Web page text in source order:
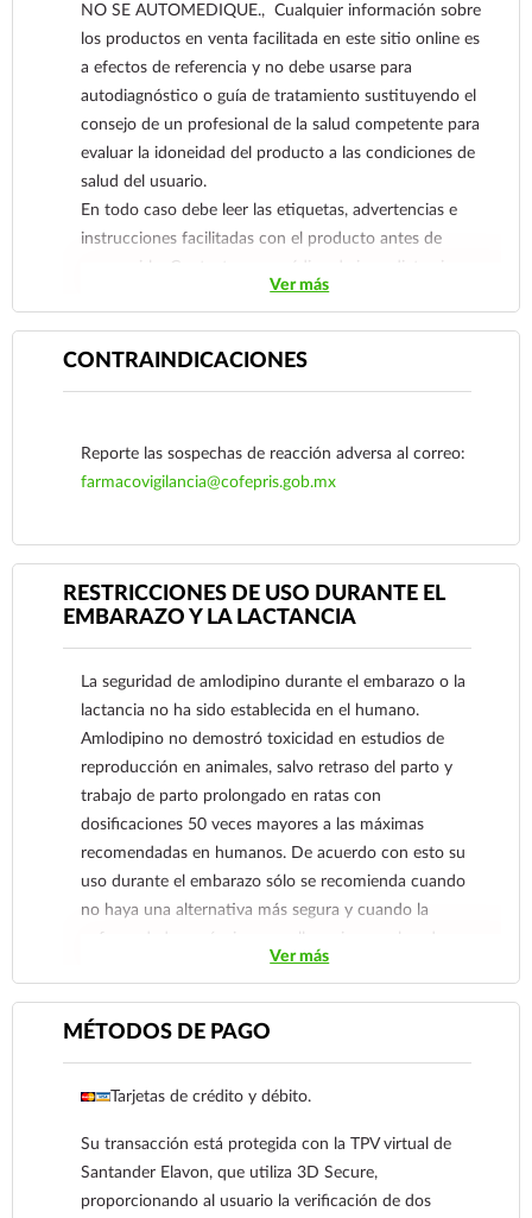
indicado para el tratamiento de la isquemia del
miocardio por obstrucción fija (angina estable) y/o
vasospasmo/vasoconstricción (angina variante de
Prinzmetal) de los vasos coronarios. También
puede utilizarse en aquellos casos en que el
cuadro clínico inicial sugiera un posible
aunque éstos no se hayan confirmado.
Amlodipino puede utilizarse como monoterapia o
en combinación con otro medicamento
antianginoso en pacientes con angina refractaria
a los nitratos y/o a dosis adecuadas de
betabloqueadores.
NO SE AUTOMEDIQUE., Cualquier información sobre
los productos en venta facilitada en este sitio online es
a efectos de referencia y no debe usarse para
autodiagnóstico o guía de tratamiento sustituyendo el
consejo de un profesional de la salud competente para
evaluar la idoneidad del producto a las condiciones de
salud del usuario.
En todo caso debe leer las etiquetas, advertencias e
instrucciones facilitadas con el producto antes de
consumirlo. Contacte a su médico de inmediato si
sospecha que tiene un problema de salud.
Ver más
CONTRAINDICACIONES
Reporte las sospechas de reacción adversa al correo:
farmacovigilancia@cofepris.gob.mx
Ver más
RESTRICCIONES DE USO DURANTE EL
EMBARAZO Y LA LACTANCIA
La seguridad de amlodipino durante el embarazo o la
lactancia no ha sido establecida en el humano.
Amlodipino no demostró toxicidad en estudios de
reproducción en animales, salvo retraso del parto y
trabajo de parto prolongado en ratas con
dosificaciones 50 veces mayores a las máximas
recomendadas en humanos. De acuerdo con esto su
uso durante el embarazo sólo se recomienda cuando
no haya una alternativa más segura y cuando la
enfermedad por sí misma conlleve riesgos elevados
Ver más
MÉTODOS DE PAGO
Tarjetas de crédito y débito.
Su transacción está protegida con la TPV virtual de
Santander Elavon, que utiliza 3D Secure,
proporcionando al usuario la verificación de dos